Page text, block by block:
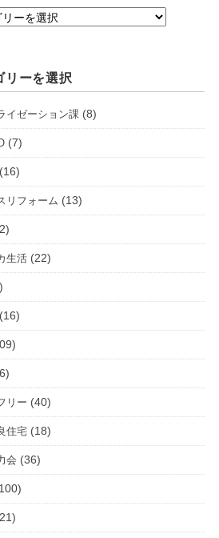
リーを選択
イゼーション課 (8)
(7)
リフォーム (13)
生活 (22)
リー (40)
住宅 (18)
会 (36)